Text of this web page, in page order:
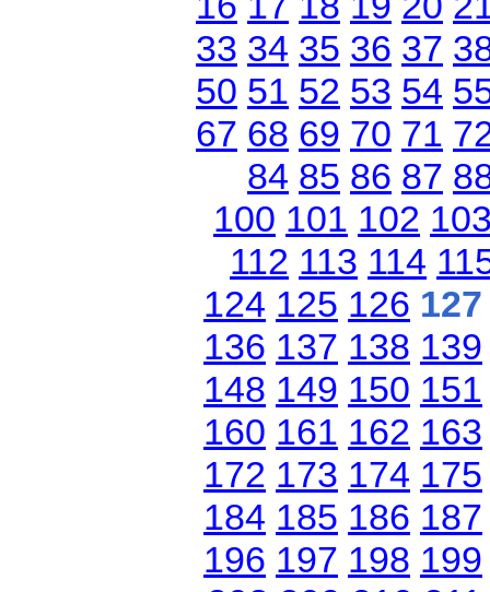
33 34 35 36 37
50 51 52 53 54
67 68 69 70 71
84 85 86 87
100 101 102
112 113 114
124 125 126 127
136 137 138 139
148 149 150 151
160 161 162 163
172 173 174 175
184 185 186 187
196 197 198 199